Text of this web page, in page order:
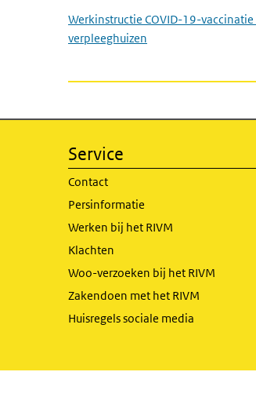
Werkinstructie COVID-19-
verpleeghuizen
Service
Contact
Persinformatie
Werken bij het RIVM
Klachten
Woo-verzoeken bij het RIVM
Zakendoen met het RIVM
Huisregels sociale media